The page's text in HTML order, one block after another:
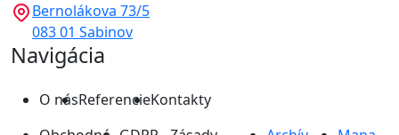
Bernolákova 73/5
083 01 Sabinov
Navigácia
O násReferencieKontakty